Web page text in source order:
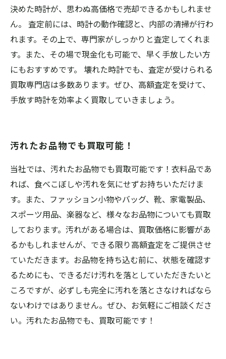
決めた時計が、思わぬ高価格で売却できるかもしれませ
ん。 査定前には、時計の動作確認と、内部の清掃が行わ
れます。その上で、専門家がしっかりと査定してくれま
す。また、その場で現金化も可能で、早く手放したい方
にもおすすめです。 壊れた時計でも、査定が受けられる
買取専門店は多数あります。ぜひ、高額査定を受けて、
手放す時計を効率よく買取していきましょう。
汚れたお品物でも買取可能！
当社では、汚れたお品物でも買取可能です！衣料品であ
れば、食べこぼしや汚れを気にせずお持ちいただけま
す。また、ファッション小物やバッグ、靴、家電製品、
スポーツ用品、楽器など、様々なお品物についても買取
しております。汚れがある場合は、買取価格に影響があ
るかもしれませんが、できる限り高額査定をご提供させ
ていただきます。お品物を持ち込む前に、状態を確認す
るためにも、できるだけ汚れを落としていただきたいと
ころですが、必ずしも完全に汚れを落とさなければなら
ないわけではありません。ぜひ、お気軽にご相談くださ
い。汚れたお品物でも、買取可能です！